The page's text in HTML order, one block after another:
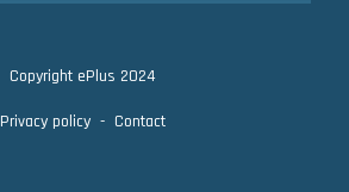
Copyright ePlus 2024
Privacy policy Contact